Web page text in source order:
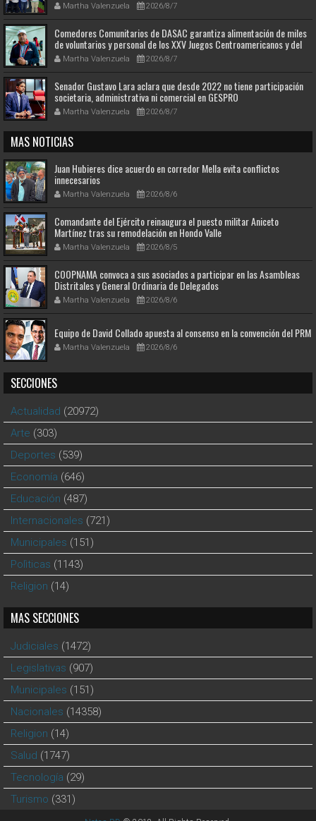
Martha Valenzuela 2026/8/7
Comedores Comunitarios de DASAC garantiza alimentación de miles
de voluntarios y personal de los XXV Juegos Centroamericanos y del
Caribe Santo Domingo 2026
Martha Valenzuela 2026/8/7
Senador Gustavo Lara aclara que desde 2022 no tiene participación
societaria, administrativa ni comercial en GESPRO
Martha Valenzuela 2026/8/7
MAS NOTICIAS
Juan Hubieres dice acuerdo en corredor Mella evita conflictos
innecesarios
Martha Valenzuela 2026/8/6
Comandante del Ejército reinaugura el puesto militar Aniceto
Martínez tras su remodelación en Hondo Valle
Martha Valenzuela 2026/8/5
COOPNAMA convoca a sus asociados a participar en las Asambleas
Distritales y General Ordinaria de Delegados
Martha Valenzuela 2026/8/6
Equipo de David Collado apuesta al consenso en la convención del PRM
Martha Valenzuela 2026/8/6
SECCIONES
Actualidad (20972)
Arte (303)
Deportes (539)
Economía (646)
Educación (487)
Internacionales (721)
Municipales (151)
Polìticas (1143)
Religion (14)
MAS SECCIONES
Judiciales (1472)
Legislativas (907)
Municipales (151)
Nacionales (14358)
Religion (14)
Salud (1747)
Tecnología (29)
Turismo (331)